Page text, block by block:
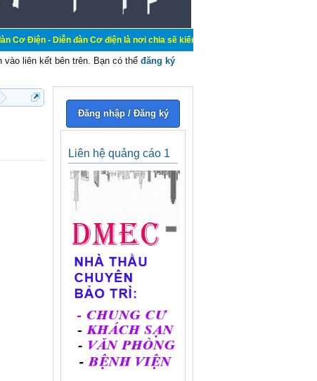
đàn Cơ điện là nơi chia sẽ kiến thức kinh nghiệm trong lãnh vực cơ
vào liên kết bên trên. Bạn có thể đăng ký
Đăng nhập / Đăng ký
Liên hệ quảng cáo 1